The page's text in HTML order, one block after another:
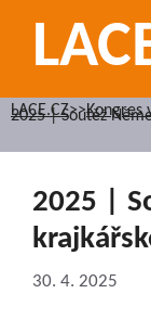
obsah
LACE.CZ>>Kongres
2025 | Soutěž
2025 |
30. 4. 2025